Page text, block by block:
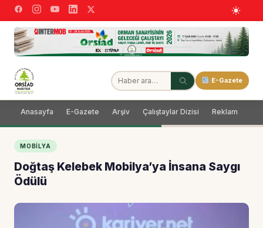
E-Gazete
Anasayfa E-Gazete Arşiv Çalıştaylar Dizisi Reklam
MOBILYA
Doğtaş Kelebek Mobilya’ya İnsana Saygı
Ödülü